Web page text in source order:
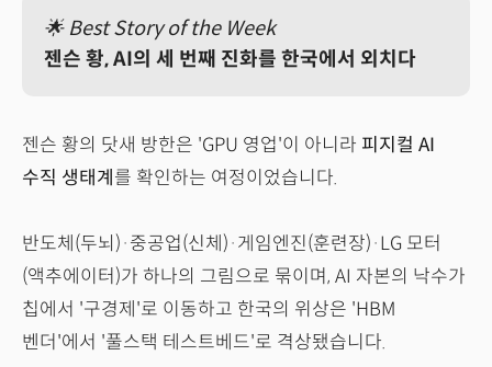
🌟 Best Story of the Week
젠슨 황, AI의 세 번째 진화를 한국에서 외치다
젠슨 황의 닷새 방한은 'GPU 영업'이 아니라 피지컬 AI
수직 생태계 를 확인하는 여정이었습니다.
반도체(두뇌)·중공업(신체)·게임엔진(훈련장)·LG 모터
(액추에이터)가 하나의 그림으로 묶이며, AI 자본의 낙수가
칩에서 '구경제'로 이동하고 한국의 위상은 'HBM
벤더'에서 '풀스택 테스트베드'로 격상됐습니다.